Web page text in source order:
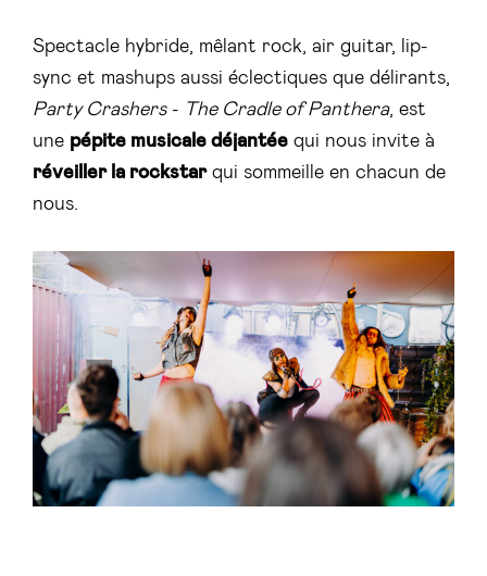
Spectacle hybride, mêlant rock, air guitar, lip-
sync et mashups aussi éclectiques que délirants,
Party Crashers- The Cradle of Panthera, est
une pépite musicale déjantéequi nous invite à
réveiller la rockstarqui sommeille en chacun de
nous.